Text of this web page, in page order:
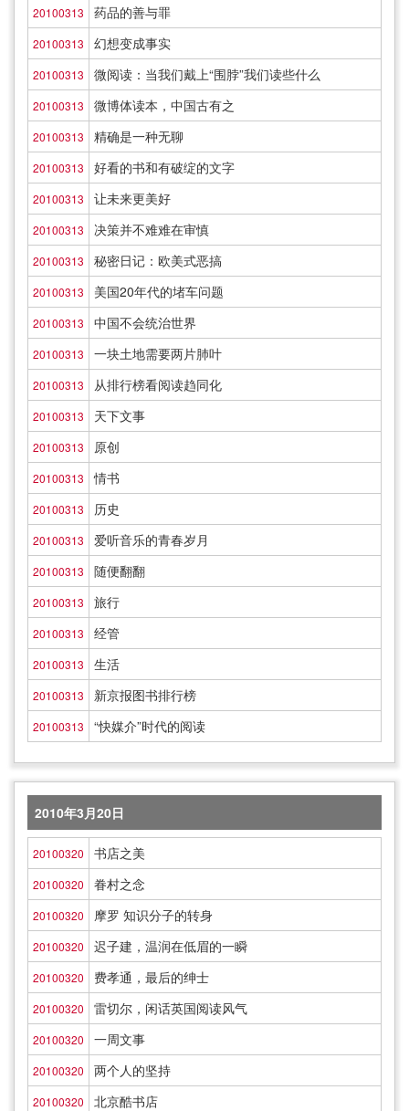
20100313 药品的善与罪
20100313 幻想变成事实
20100313 微阅读：当我们戴上“围脖”我们读些什么
20100313 微博体读本，中国古有之
20100313 精确是一种无聊
20100313 好看的书和有破绽的文字
20100313 让未来更美好
20100313 决策并不难难在审慎
20100313 秘密日记：欧美式恶搞
20100313 美国20年代的堵车问题
20100313 中国不会统治世界
20100313 一块土地需要两片肺叶
20100313 从排行榜看阅读趋同化
20100313 天下文事
20100313 原创
20100313 情书
20100313 历史
20100313 爱听音乐的青春岁月
20100313 随便翻翻
20100313 旅行
20100313 经管
20100313 生活
20100313 新京报图书排行榜
20100313 “快媒介”时代的阅读
2010年3月20日
20100320 书店之美
20100320 眷村之念
20100320 摩罗 知识分子的转身
20100320 迟子建，温润在低眉的一瞬
20100320 费孝通，最后的绅士
20100320 雷切尔，闲话英国阅读风气
20100320 一周文事
20100320 两个人的坚持
20100320 北京酷书店